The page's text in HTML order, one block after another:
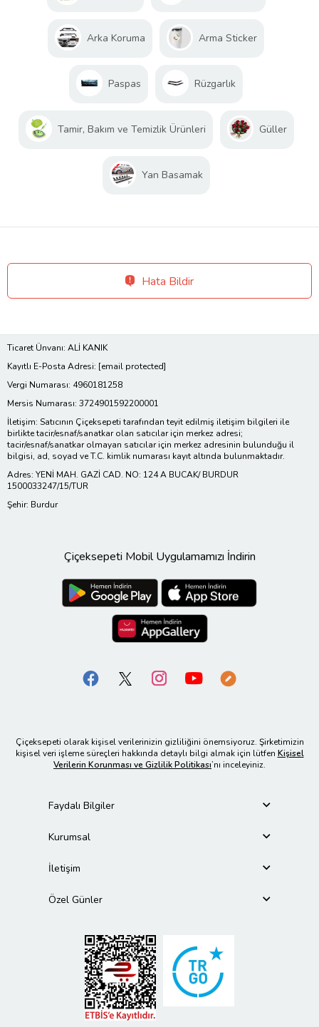
Arka Koruma Arma Sticker
Paspas Rüzgarlık
Tamir, Bakım ve Temizlik Ürünleri Güller
Yan Basamak
Hata Bildir
Ticaret Ünvanı: ALİ KANIK
Kayıtlı E-Posta Adresi: [email protected]
Vergi Numarası: 4960181258
Mersis Numarası: 3724901592200001
İletişim: Satıcının Çiçeksepeti tarafından teyit edilmiş iletişim bilgileri ile
birlikte tacir/esnaf/sanatkar olan satıcılar için merkez adresi;
tacir/esnaf/sanatkar olmayan satıcılar için merkez adresinin bulunduğu il
bilgisi, ad, soyad ve T.C. kimlik numarası kayıt altında bulunmaktadır.
Adres: YENİ MAH. GAZİ CAD. NO: 124 A BUCAK/ BURDUR
1500033247/15/TUR
Şehir: Burdur
Çiçeksepeti Mobil Uygulamamızı İndirin
Çiçeksepeti olarak kişisel verilerinizin gizliliğini önemsiyoruz. Şirketimizin
kişisel veri işleme süreçleri hakkında detaylı bilgi almak için lütfen Kişisel
Verilerin Korunması ve Gizlilik Politikası’nı inceleyiniz.
Faydalı Bilgiler
Kurumsal
İletişim
Özel Günler